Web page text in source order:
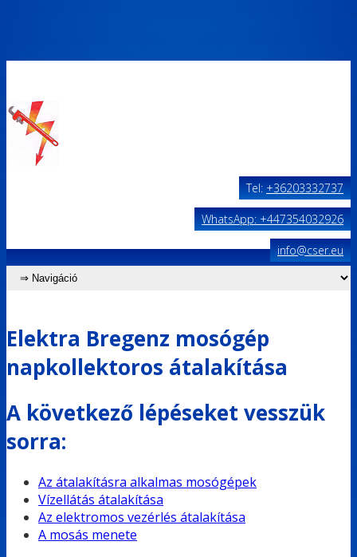
Tel:+36203332737
WhatsApp: +447354032926
info@cser.eu
Elektra Bregenz mosógép
napkollektoros átalakítása
A következő lépéseket vesszük
sorra:
Az átalakításra alkalmas mosógépek
Vízellátás átalakítása
Az elektromos vezérlés átalakítása
A mosás menete